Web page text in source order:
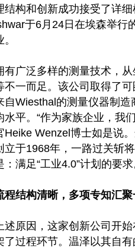
结构和创新成功接受了详
于6月24日在埃森举行
有广泛多样的测量技术，
不一而足。该公司取得了
自Wiesthal的测量仪器制
水平。“作为家族企业，我
Heike Wenzel博士如是说
立于1968年，一路过关斩
：满足“工业4.0”计划的要
程结构清晰，多项专知汇聚
述原因，这家创新公司开
了过程环节。温泽以其自